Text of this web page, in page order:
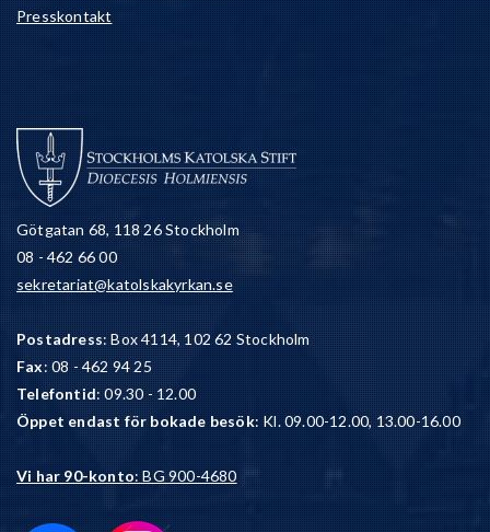
Presskontakt
Götgatan 68, 118 26 Stockholm
08 - 462 66 00
sekretariat@katolskakyrkan.se
Postadress: Box 4114, 102 62 Stockholm
Fax: 08 - 462 94 25
Telefontid: 09.30 - 12.00
Öppet endast för bokade besök: Kl. 09.00-12.00, 13.00-16.00
Vi har 90-konto: BG 900-4680